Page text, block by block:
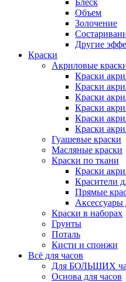
Объем
Золочение
Другие
Краски
Акриловые
Краски
Краски
Краски
Краски
Краски
Краски
Гуашевые краски
Масляные краски
Краски по ткани
Краски
Красители
Прямые
Аксессуары
Краски в наборах
Грунты
Поталь
Кисти и спонжи
Всё для часов
Для БОЛЬШИХ
Основа для часов